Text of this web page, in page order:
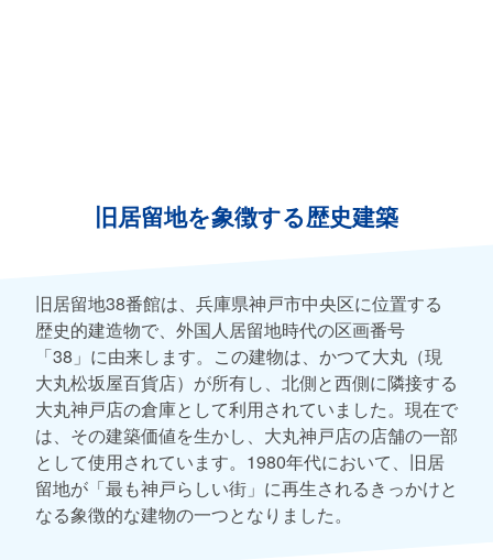
旧居留地を象徴する歴史建築
旧居留地38番館は、兵庫県神戸市中央区に位置する
歴史的建造物で、外国人居留地時代の区画番号
「38」に由来します。この建物は、かつて大丸（現
大丸松坂屋百貨店）が所有し、北側と西側に隣接する
大丸神戸店の倉庫として利用されていました。現在で
は、その建築価値を生かし、大丸神戸店の店舗の一部
として使用されています。1980年代において、旧居
留地が「最も神戸らしい街」に再生されるきっかけと
なる象徴的な建物の一つとなりました。